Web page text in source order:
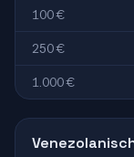
100 €
250 €
1.000 €